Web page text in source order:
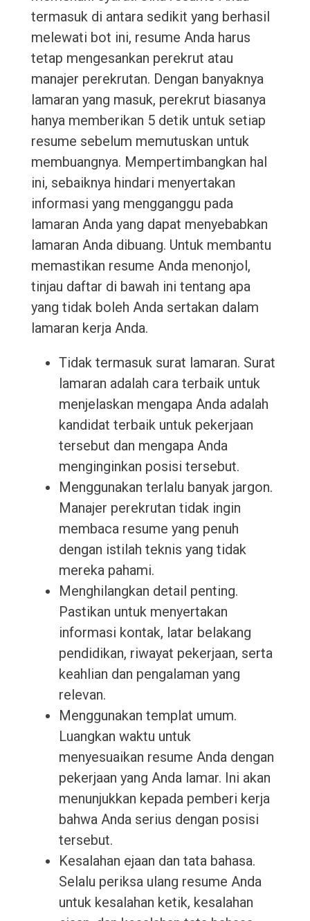
termasuk di antara sedikit yang berhasil
melewati bot ini, resume Anda harus
tetap mengesankan perekrut atau
manajer perekrutan. Dengan banyaknya
lamaran yang masuk, perekrut biasanya
hanya memberikan 5 detik untuk setiap
resume sebelum memutuskan untuk
membuangnya. Mempertimbangkan hal
ini, sebaiknya hindari menyertakan
informasi yang mengganggu pada
lamaran Anda yang dapat menyebabkan
lamaran Anda dibuang. Untuk membantu
memastikan resume Anda menonjol,
tinjau daftar di bawah ini tentang apa
yang tidak boleh Anda sertakan dalam
lamaran kerja Anda.
Tidak termasuk surat lamaran. Surat
lamaran adalah cara terbaik untuk
menjelaskan mengapa Anda adalah
kandidat terbaik untuk pekerjaan
tersebut dan mengapa Anda
menginginkan posisi tersebut.
Menggunakan terlalu banyak jargon.
Manajer perekrutan tidak ingin
membaca resume yang penuh
dengan istilah teknis yang tidak
mereka pahami.
Menghilangkan detail penting.
Pastikan untuk menyertakan
informasi kontak, latar belakang
pendidikan, riwayat pekerjaan, serta
keahlian dan pengalaman yang
relevan.
Menggunakan templat umum.
Luangkan waktu untuk
menyesuaikan resume Anda dengan
pekerjaan yang Anda lamar. Ini akan
menunjukkan kepada pemberi kerja
bahwa Anda serius dengan posisi
tersebut.
Kesalahan ejaan dan tata bahasa.
Selalu periksa ulang resume Anda
untuk kesalahan ketik, kesalahan